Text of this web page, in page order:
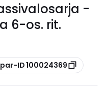
-
6-os. rit.
ID 100024369